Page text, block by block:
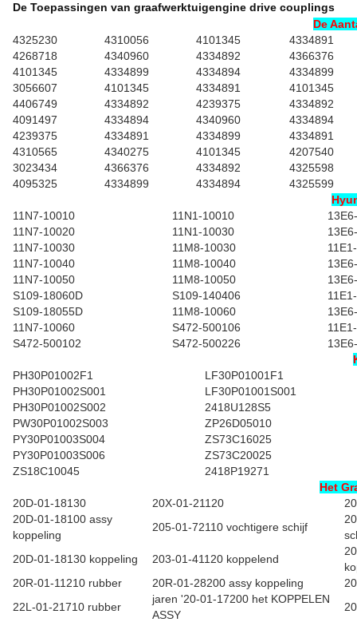
De Toepassingen van graafwerktuigengine drive couplings
De
4325230
4310056 4101345
4334891
4268718
4340960 4334892
4366376
4101345
4334899 4334894
4334899
3056607
4101345 4334891
4101345
4406749
4334892 4239375
4334892
4091497
4334894 4340960
4334894
4239375
4334891 4334899
4334891
4310565
4340275 4101345
4207540
3023434
4366376 4334892
4325598
4095325
4334899 4334894
4325599
11N7-10010
11N1-10010
11N7-10020
11N1-10030
11N7-10030
11M8-10030
11N7-10040
11M8-10040
11N7-10050
11M8-10050
S109-18060D
S109-140406
S109-18055D
11M8-10060
11N7-10060
S472-500106
S472-500102
S472-500226
PH30P01002F1
LF30P01001F1
PH30P01002S001
LF30P01001S001
PH30P01002S002
2418U128S5
PW30P01002S003
ZP26D05010
PY30P01003S004
ZS73C16025
PY30P01003S006
ZS73C20025
ZS18C10045
2418P19271
Het
20D-01-18130
20X-01-21120
20D-01-18100 assy
koppeling
205-01-72110 vochtigere schijf
20D-01-18130 koppeling
203-01-41120 koppelend
20R-01-11210 rubber
20R-01-28200 assy koppeling
22L-01-21710 rubber
jaren '20-01-17200 het KOPPELEN
ASSY